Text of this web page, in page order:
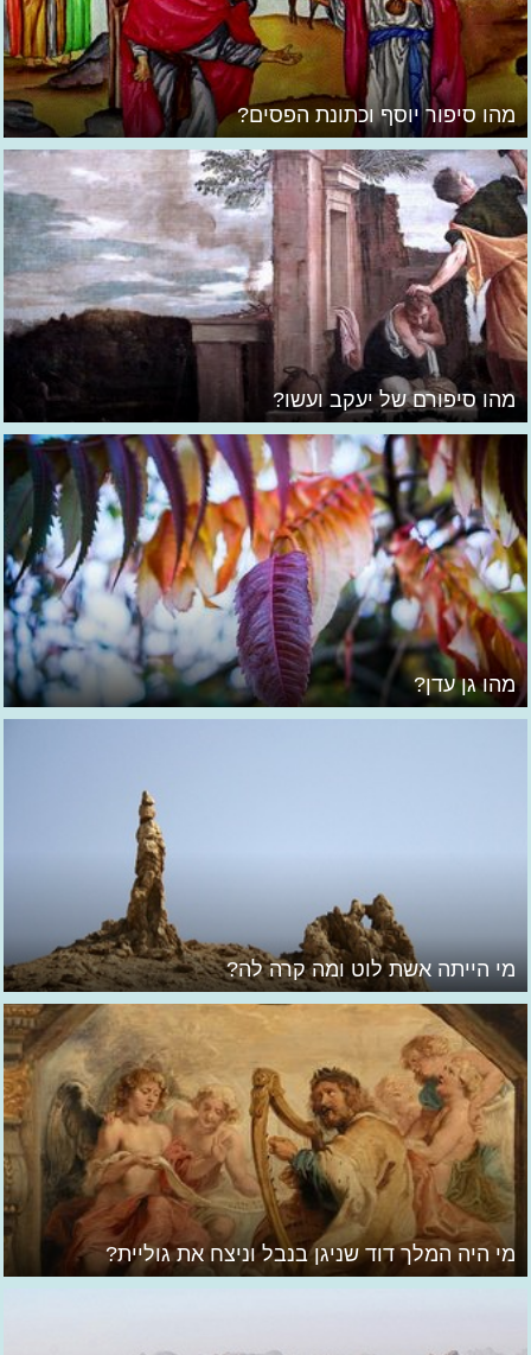
מהו סיפור יוסף וכתונת הפסים?
מהו סיפורם של יעקב ועשו?
מהו גן עדן?
מי הייתה אשת לוט ומה קרה לה?
מי היה המלך דוד שניגן בנבל וניצח את גוליית?